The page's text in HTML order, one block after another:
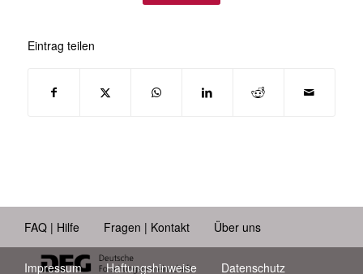
Eintrag teilen
FAQ | Hilfe Fragen | Kontakt Über uns
Impressum Haftungshinweise Datenschutz